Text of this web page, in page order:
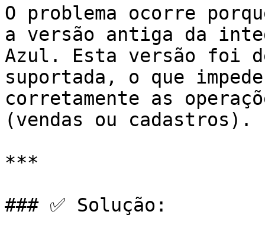
O problema ocorre
a versão antiga da
Azul. Esta versão foi
suportada, o que
corretamente as
(vendas ou cadastros).
***
### ✅ Solução: